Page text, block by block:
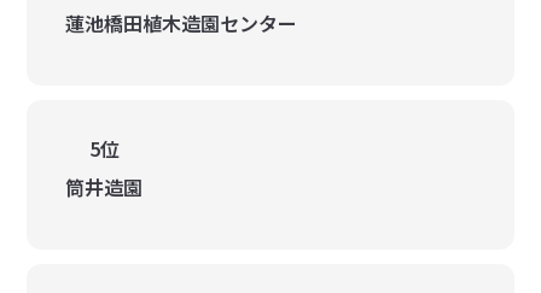
蓮池橋田植木造園センター
5位
筒井造園